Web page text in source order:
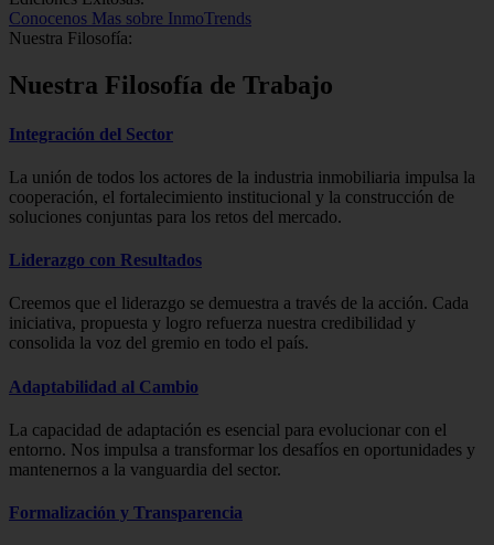
Conocenos Mas sobre InmoTrends
Nuestra Filosofía:
Nuestra Filosofía de Trabajo
Integración del Sector
La unión de todos los actores de la industria inmobiliaria impulsa la
cooperación, el fortalecimiento institucional y la construcción de
soluciones conjuntas para los retos del mercado.
Liderazgo con Resultados
Creemos que el liderazgo se demuestra a través de la acción. Cada
iniciativa, propuesta y logro refuerza nuestra credibilidad y
consolida la voz del gremio en todo el país.
Adaptabilidad al Cambio
La capacidad de adaptación es esencial para evolucionar con el
entorno. Nos impulsa a transformar los desafíos en oportunidades y
mantenernos a la vanguardia del sector.
Formalización y Transparencia